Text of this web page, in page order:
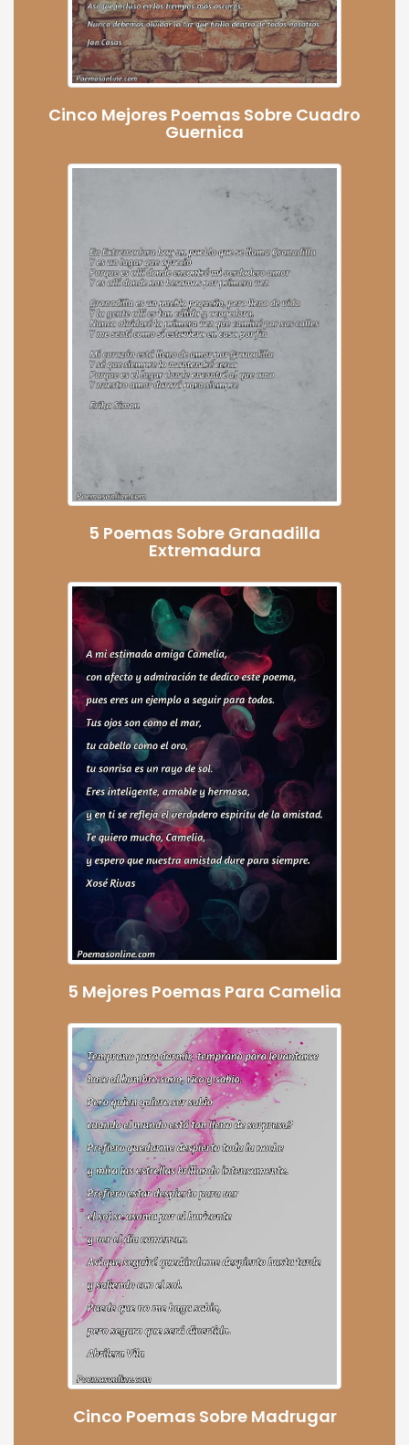
Cinco Mejores Poemas Sobre Cuadro
Guernica
5 Poemas Sobre Granadilla
Extremadura
5 Mejores Poemas Para Camelia
Cinco Poemas Sobre Madrugar